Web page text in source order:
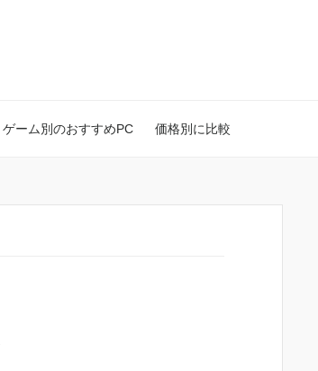
ゲーム別のおすすめPC 価格別に比較